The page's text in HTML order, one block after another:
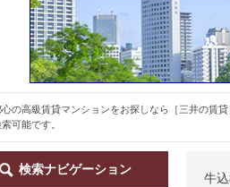
心の高級賃貸マンションをお探しなら［三井の賃
可能です。
牛
検索ナビゲーション